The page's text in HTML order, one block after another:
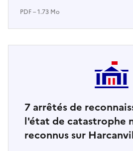
PDF – 1.73 Mo
7 arrêtés de
l'état de catastrophe
reconnus sur